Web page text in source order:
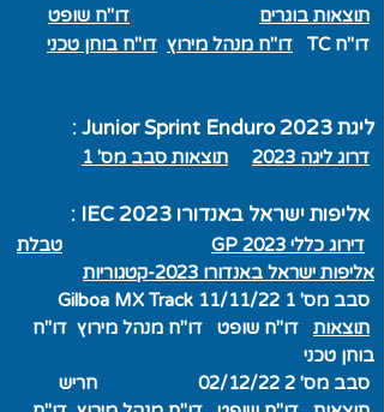
תוצאות בוגרים
דו"ח שופט
דו"ח TC
דו"ח מנהל מירוץ דו"ח בוחן טכני
ליגת Junior Sprint Enduro 2023 :
דרוג ליגה 2023 תוצאות סבב מס' 1
אליפות ישראל באנדורו IEC 2023 :
דירוג כללי GP 2023
טבלת
אליפות ישראל באנדורו 2023-קטגוריות
סבב מס' 1 11/11/22 Gilboa MX Track
תוצאות דו"ח שופט דו"ח מנהל מירוץ דו"ח
בוחן טכני
סבב מס' 2 02/12/22 חריש